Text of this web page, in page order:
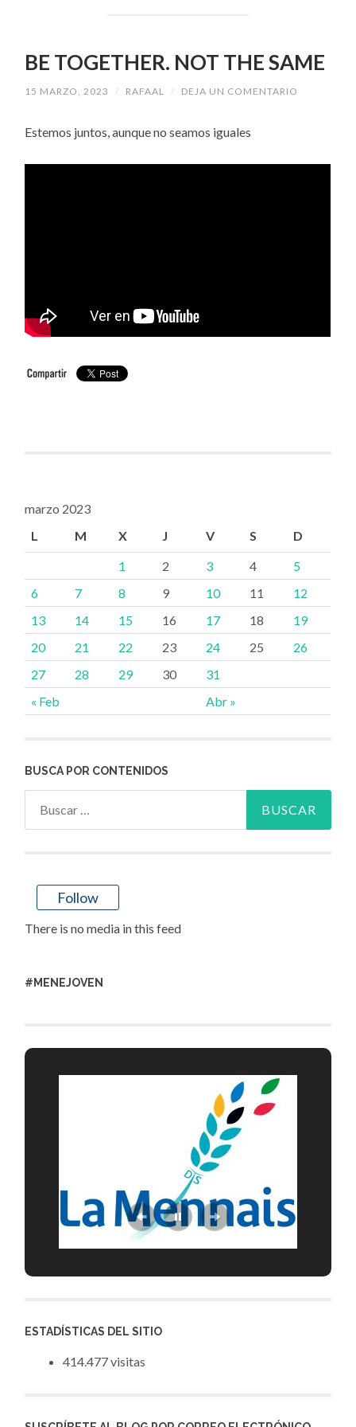
BE TOGETHER. NOT THE SAME
15 MARZO, 2023 / RAFAAL / DEJA UN COMENTARIO
Estemos juntos, aunque no seamos iguales
marzo 2023
L
M X J V S D
« Feb Abr »
1 2 3 4
5
6
7 8 9 10 11
12
13
14 15 16 17 18
19
20
21 22 23 24 25
26
27
28 29 30 31
BUSCA POR CONTENIDOS
Follow
There is no media in this feed
#MENEJOVEN
ESTADÍSTICAS DEL SITIO
414.477 visitas